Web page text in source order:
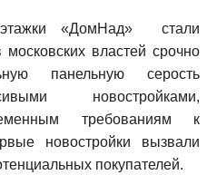
«ДомНад» стали
властей срочно
панельную серость
новостройками,
требованиям к
новостройки вызвали
покупателей.